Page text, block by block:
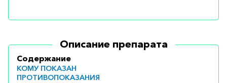
Описание препарата
Содержание
КОМУ ПОКАЗАН
ПРОТИВОПОКАЗАНИЯ